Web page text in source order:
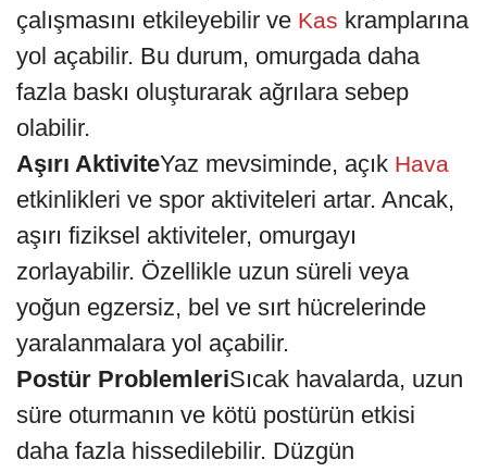
çalışmasını etkileyebilir ve Kas kramplarına
yol açabilir. Bu durum, omurgada daha
fazla baskı oluşturarak ağrılara sebep
olabilir.
Aşırı AktiviteYaz mevsiminde, açık Hava
etkinlikleri ve spor aktiviteleri artar. Ancak,
aşırı fiziksel aktiviteler, omurgayı
zorlayabilir. Özellikle uzun süreli veya
yoğun egzersiz, bel ve sırt hücrelerinde
yaralanmalara yol açabilir.
Postür ProblemleriSıcak havalarda, uzun
süre oturmanın ve kötü postürün etkisi
daha fazla hissedilebilir. Düzgün